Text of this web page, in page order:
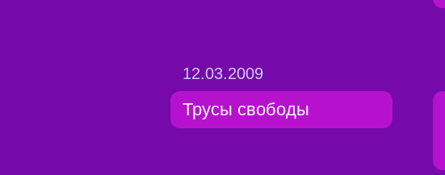
12.03.2009
Трусы свободы